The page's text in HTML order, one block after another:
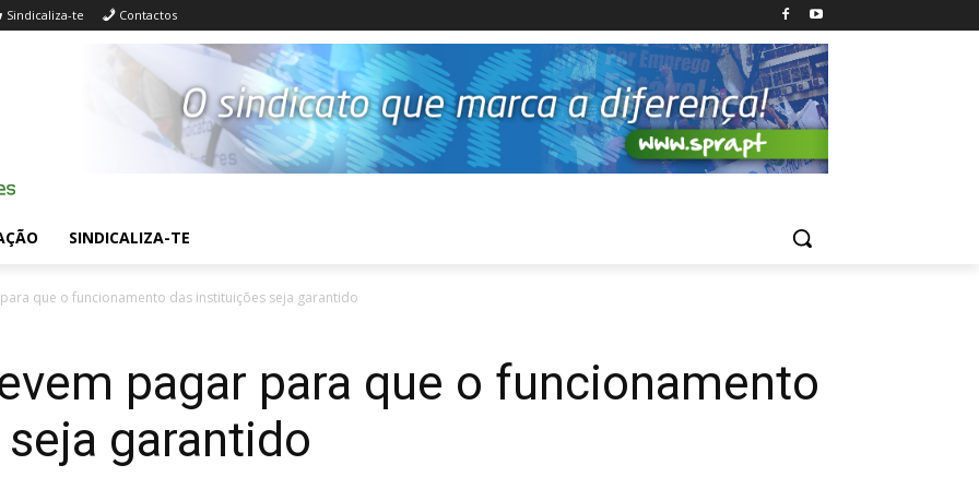
Sindicaliza-te Contactos
SINDICALIZA-TE
que o funcionamento das instituições seja garantido
pagar para que o funcionamento
garantido